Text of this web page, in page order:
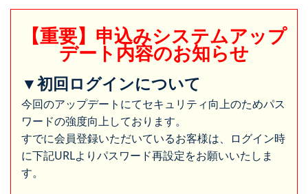
【重要】申込みシステムアップ
デート内容のお知らせ
▼初回ログインについて
今回のアップデートにてセキュリティ向上のためパス
ワードの強度向上しております。
すでに会員登録いただいているお客様は、ログイン時
に下記URLよりパスワード再設定をお願いいたしま
す。